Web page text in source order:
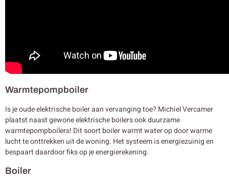
Warmtepompboiler
Is je oude elektrische boiler aan vervanging toe? Michiel Vercamer
plaatst naast gewone elektrische boilers ook duurzame
warmtepompboilers! Dit soort boiler warmt water op door warme
lucht te onttrekken uit de woning. Het systeem is energiezuinig en
bespaart daardoor fiks op je energierekening.
Boiler